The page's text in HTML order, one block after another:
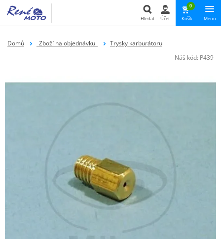
Hledat Účet
0
Košík Menu
Domů _Zboží na objednávku_
Trysky karburátoru
Náš kód: P439